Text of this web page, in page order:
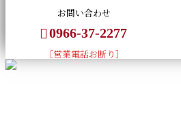
お問い合わせ
0966-37-2277
［営業電話お断り］